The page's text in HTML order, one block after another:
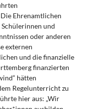
Ehrenamtlichen
und
oder anderen
externen
und die finanzielle
finanzierten
hätten
Regelunterricht zu
hier aus: „Wir